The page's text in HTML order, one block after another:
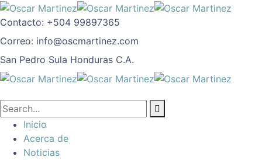
Contacto: +504 99897365
Correo: info@oscmartinez.com
San Pedro Sula Honduras C.A.
Inicio
Acerca de
Noticias